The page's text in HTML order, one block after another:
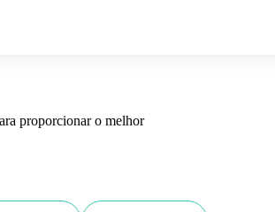
proporcionar o melhor